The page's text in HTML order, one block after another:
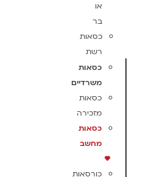
או
בר
כסאות
רשת
כסאות
משרדיים
כסאות
מזכירה
כסאות
מחשב
כורסאות